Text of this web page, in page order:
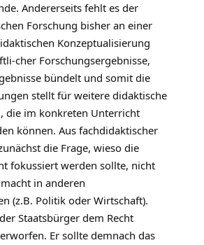
Andererseits fehlt es der
Forschung bisher an einer
Konzeptualisierung
cher Forschungsergebnisse,
bündelt und somit die
stellt für weitere didaktische
die im konkreten Unterricht
können. Aus fachdidaktischer
die Frage, wieso die
fokussiert werden sollte, nicht
in anderen
(z.B. Politik oder Wirtschaft).
Staatsbürger dem Recht
Er sollte demnach das